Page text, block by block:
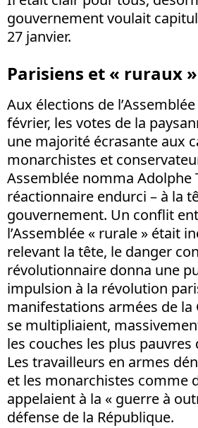
gouvernement voulait
27 janvier.
Parisiens et « ruraux »
Aux élections de
février, les votes de la
une majorité écrasante aux
monarchistes et
Assemblée nomma Adolphe
réactionnaire endurci – à la
gouvernement. Un conflit
l’Assemblée « rurale » était
relevant la tête, le danger
révolutionnaire donna une
impulsion à la révolution
manifestations armées de la
se multipliaient,
les couches les plus
Les travailleurs en armes
et les monarchistes comme
appelaient à la « guerre à
défense de la République.